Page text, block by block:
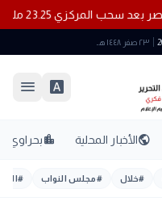
23.25 مليار دولار من البنوك
٢٣ صفر ١٤٤٨ هـ
font_download
menu
publicالأخبار المحلية location_cityبحراوي
#خلال #مجلس النواب #